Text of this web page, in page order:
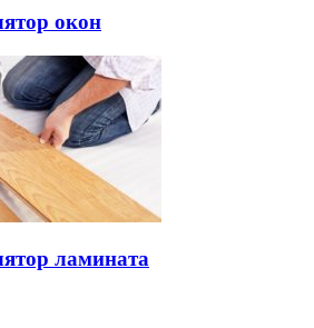
окон
ламината